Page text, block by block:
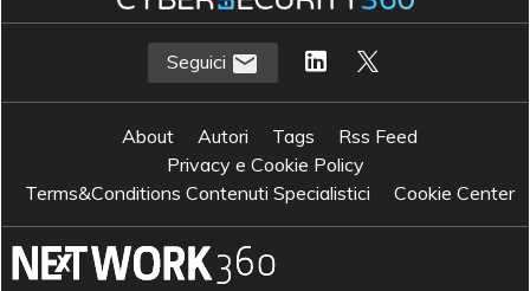
Seguici
About Autori Tags
Rss Feed
Privacy e Cookie Policy
Terms&Conditions Contenuti Specialistici
Cookie Center